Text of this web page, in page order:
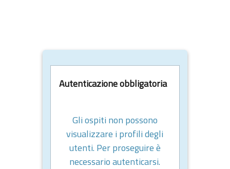
Autenticazione obbligatoria
Gli ospiti non possono
visualizzare i profili degli
utenti. Per proseguire è
necessario autenticarsi.